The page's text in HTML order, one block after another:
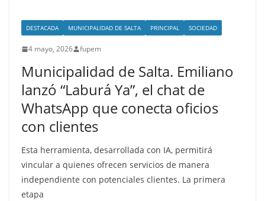
DESTACADA MUNICIPALIDAD DE SALTA PRINCIPAL SOCIEDAD
4 mayo, 2026 fupem
Municipalidad de Salta. Emiliano
lanzó “Laburá Ya”, el chat de
WhatsApp que conecta oficios
con clientes
Esta herramienta, desarrollada con IA, permitirá
vincular a quienes ofrecen servicios de manera
independiente con potenciales clientes. La primera
etapa